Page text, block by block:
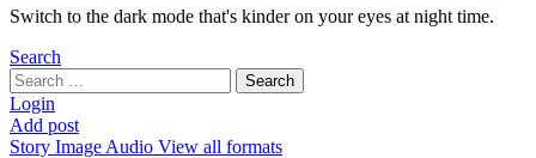
Switch to the dark mode that's kinder on your eyes at night time.
Search
Search
for:
Search
Login
Add post
Story Image Audio View all formats